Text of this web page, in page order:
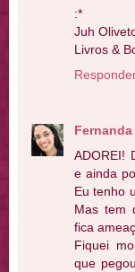
:*
Juh
Livros &
ADOREI!
e ainda
Eu tenho
Mas tem
fica
Fiquei
que